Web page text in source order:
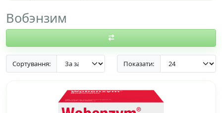
Вобэнзим
Сортування: Показати: